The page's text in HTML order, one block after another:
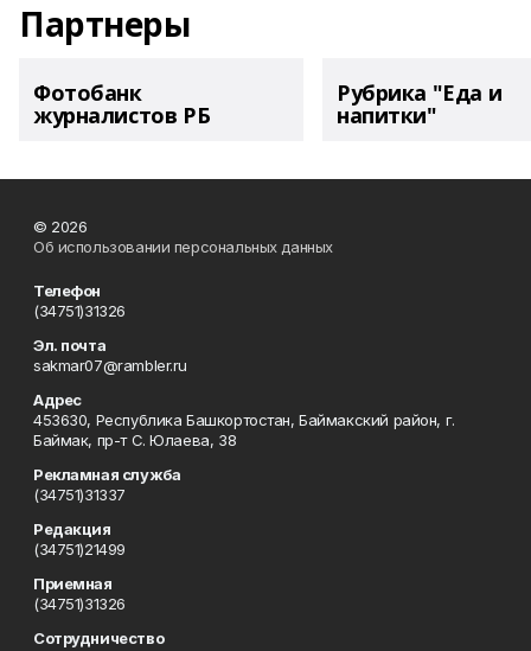
Партнеры
Фотобанк
журналистов РБ
Рубрика "Еда и
напитки"
© 2026
Об использовании персональных данных
Телефон
(34751)31326
Эл. почта
sakmar07@rambler.ru
Адрес
453630, Республика Башкортостан, Баймакский район, г.
Баймак, пр-т С. Юлаева, 38
Рекламная служба
(34751)31337
Редакция
(34751)21499
Приемная
(34751)31326
Сотрудничество